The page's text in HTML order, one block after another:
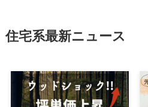
住宅系最新ニュース